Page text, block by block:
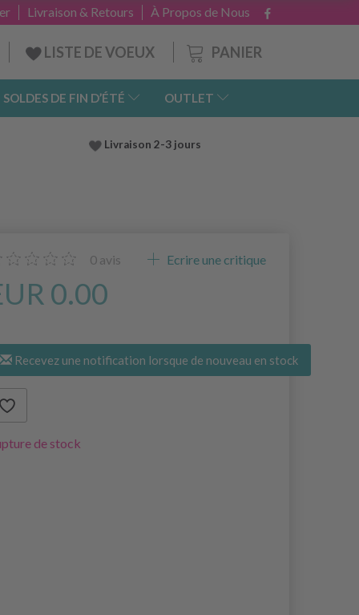
À Propos de Nous
Livraison & Retours
PANIER
LISTE DE VOEUX
SOLDES DE FIN D’ÉTÉ OUTLET
Livraison 2-3 jours
0 avis Ecrire une critique
0.00
Recevez une notification lorsque de nouveau en stock
de stock